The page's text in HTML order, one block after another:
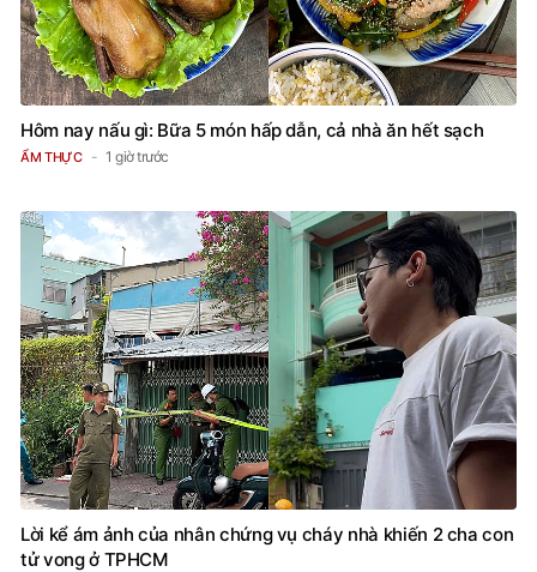
Hôm nay nấu gì: Bữa 5 món hấp dẫn, cả nhà ăn hết sạch
ẨM THỰC 1 giờ trước
Lời kể ám ảnh của nhân chứng vụ cháy nhà khiến 2 cha con
tử vong ở TPHCM